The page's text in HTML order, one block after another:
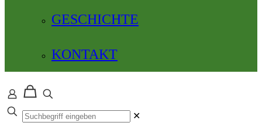
GESCHICHTE
KONTAKT
✕